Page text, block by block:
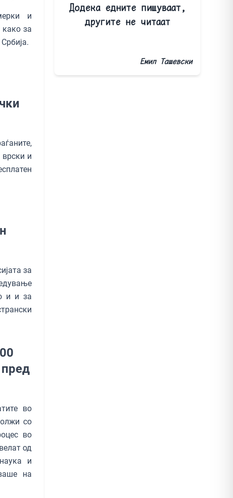
и
како за
врски и
за
и и за
во
со
во
од
и
на
Додека едните пишуваат,
другите не читаат
Емил Ташевски